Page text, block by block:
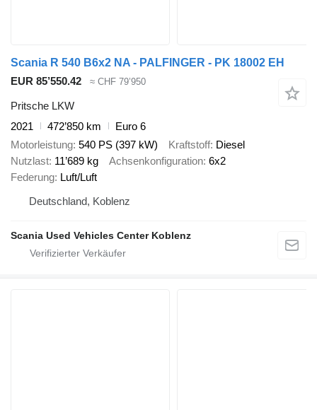
Scania R 540 B6x2 NA - PALFINGER - PK 18002 EH
EUR 85’550.42
≈ CHF 79’950
Pritsche LKW
2021
472’850 km
Euro 6
Motorleistung 540 PS (397 kW) Kraftstoff Diesel
Nutzlast 11’689 kg Achsenkonfiguration 6x2
Federung Luft/Luft
Deutschland, Koblenz
Scania Used Vehicles Center Koblenz